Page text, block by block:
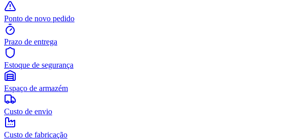
Ponto de novo pedido
Prazo de entrega
Estoque de segurança
Espaço de armazém
Custo de envio
Custo de fabricação